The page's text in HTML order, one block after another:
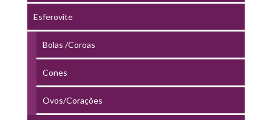
Esferovite
Bolas /Coroas
Cones
Ovos/Corações